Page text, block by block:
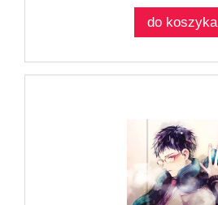
do koszyka